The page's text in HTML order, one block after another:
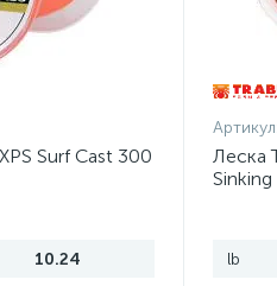
Surf Cast 300
10.24
Артикул:
Леска
lb